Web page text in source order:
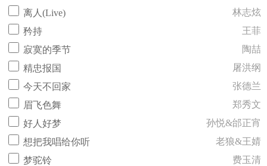
离人(Live)
林志炫
矜持
王菲
寂寞的季节
陶喆
精忠报国
屠洪纲
今天不回家
张德兰
眉飞色舞
郑秀文
好人好梦
孙悦&邰正宵
想把我唱给你听
老狼&王婧
梦驼铃
费玉清